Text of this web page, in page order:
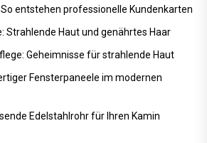
entstehen professionelle Kundenkarten
Strahlende Haut und genährtes Haar
Geheimnisse für strahlende Haut
Fensterpaneele im modernen
Edelstahlrohr für Ihren Kamin